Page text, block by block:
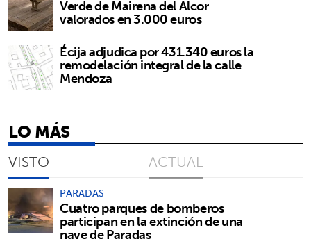
Verde de Mairena del Alcor
valorados en 3.000 euros
Écija adjudica por 431.340 euros la
remodelación integral de la calle
Mendoza
LO MÁS
VISTO ACTUAL
PARADAS
Cuatro parques de bomberos
participan en la extinción de una
nave de Paradas